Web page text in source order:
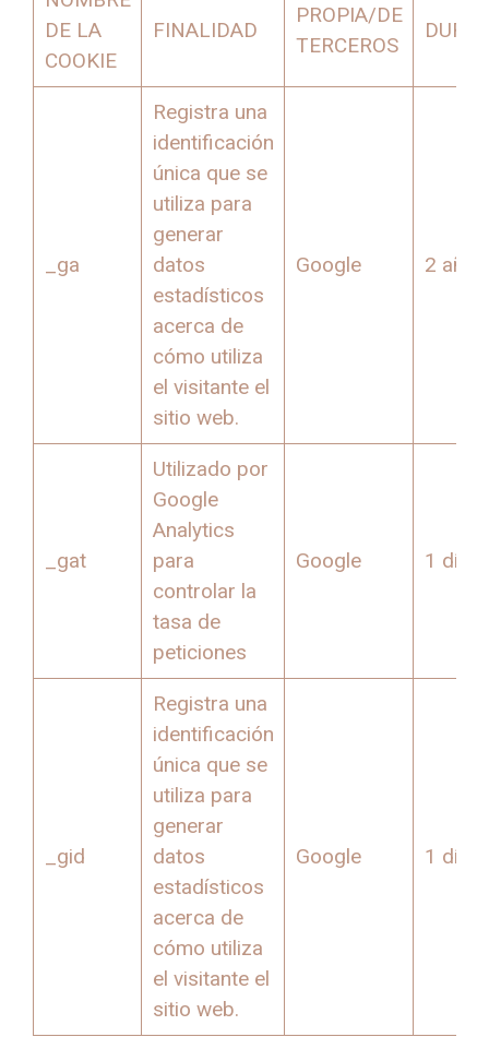
DE LA
COOKIE
FINALIDAD
PROPIA/DE
TERCEROS
_ga
Registra una
identificación
única que se
utiliza para
generar
datos
estadísticos
acerca de
cómo utiliza
el visitante el
sitio web.
Google 2 años
_gat
Utilizado por
Google
Analytics
para
controlar la
tasa de
peticiones
Google 1 día
_gid
Registra una
identificación
única que se
utiliza para
generar
datos
estadísticos
acerca de
cómo utiliza
el visitante el
sitio web.
Google 1 día